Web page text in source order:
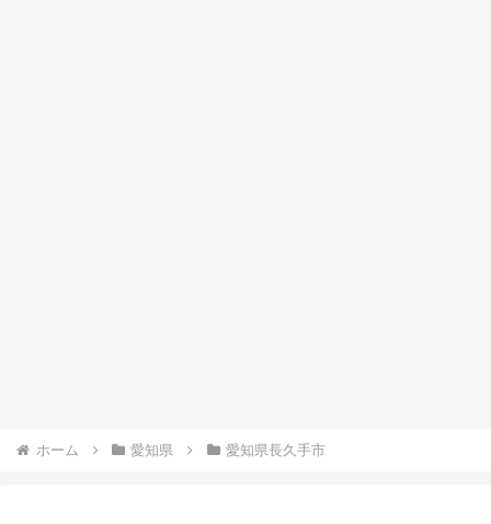
ホーム 愛知県 愛知県長久手市